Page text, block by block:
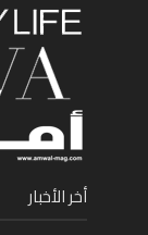
أخر الأخبار